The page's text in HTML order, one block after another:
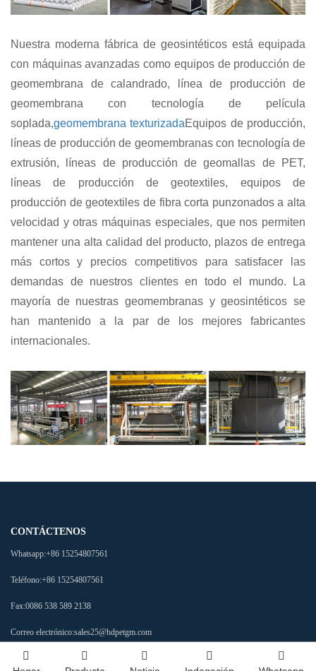
Nuestra moderna fábrica de geosintéticos está equipada
con máquinas avanzadas como equipos de producción de
geomembrana de calandrado, línea de producción de
geomembrana con tecnología de película
soplada,geomembrana texturizadaEquipos de producción,
líneas de producción de geomembranas con tecnología de
extrusión, líneas de producción de geomallas de PET,
líneas de producción de geotextiles, equipos de
producción de geotextiles de fibra corta punzonados a alta
velocidad y otras máquinas especiales, que nos permiten
mantener una alta calidad del producto, plazos de entrega
más cortos y precios competitivos para satisfacer las
demandas de nuestros clientes en todo el mundo. La
mayoría de nuestras geomembranas y geosintéticos se
han mantenido a la par de los mejores fabricantes
internacionales.
CONTÁCTENOS
Whatsapp:+86 15254807561
Teléfono:+86 15254807561
Fax:0086 538 589 2138
Correo electrónico:sales25@hdpetgm.com
Dirección: No. 588 Calle Baizi, Oficina Subdistrital de Beijipo, Zona de Desarrollo de